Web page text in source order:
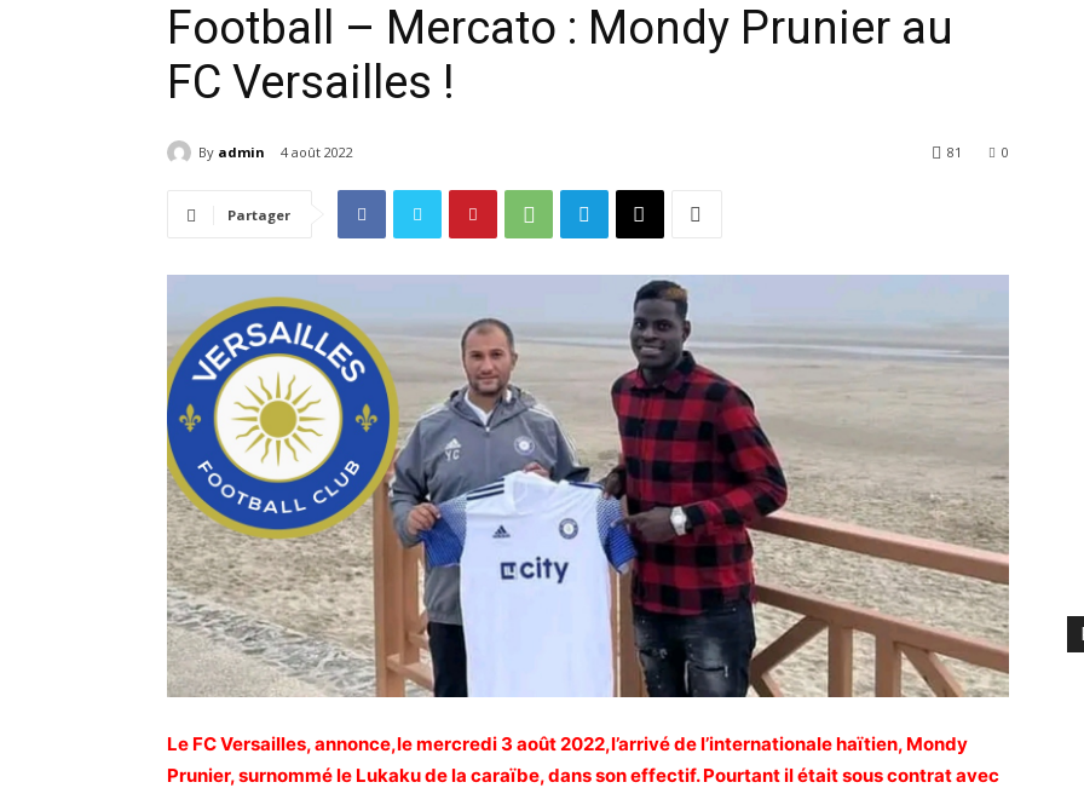
Football – Mercato : Mondy Prunier au
FC Versailles !
By admin 4 août 2022 0
81
Partager
Le FC Versailles, annonce,le mercredi 3 août 2022,l’arrivé de l’internationale haïtien, Mondy
Prunier, surnommé le Lukaku de la caraïbe, dans son effectif. Pourtant il était sous contrat avec